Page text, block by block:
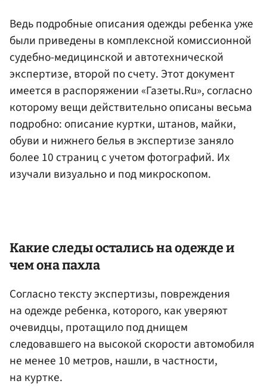
Ведь подробные описания одежды ребенка уже
были приведены в комплексной комиссионной
судебно-медицинской и автотехнической
экспертизе, второй по счету. Этот документ
имеется в распоряжении «Газеты.Ru», согласно
которому вещи действительно описаны весьма
подробно: описание куртки, штанов, майки,
обуви и нижнего белья в экспертизе заняло
более 10 страниц с учетом фотографий. Их
изучали визуально и под микроскопом.
Какие следы остались на одежде и
чем она пахла
Согласно тексту экспертизы, повреждения
на одежде ребенка, которого, как уверяют
очевидцы, протащило под днищем
следовавшего на высокой скорости автомобиля
не менее 10 метров, нашли, в частности,
на куртке.